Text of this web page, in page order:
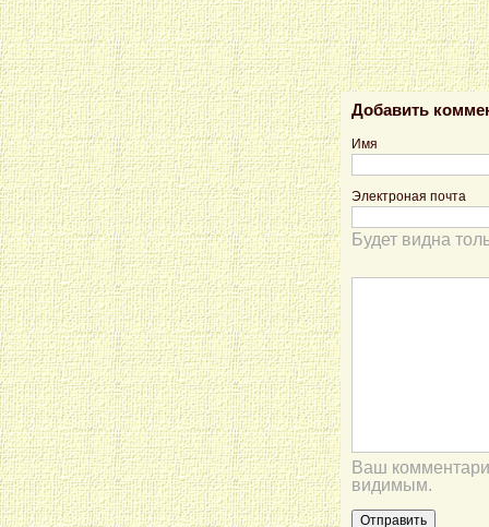
Добавить
Имя
Электроная почта
Будет видна
Ваш
видимым.